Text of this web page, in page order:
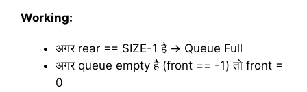
Working:
अगर rear == SIZE-1 है → Queue Full
अगर queue empty है (front == -1) तो front =
0